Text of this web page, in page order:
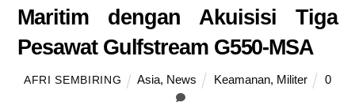
Maritim dengan Akuisisi Tiga
Pesawat Gulfstream G550-MSA
AFRI SEMBIRING Asia, News Keamanan, Militer 0